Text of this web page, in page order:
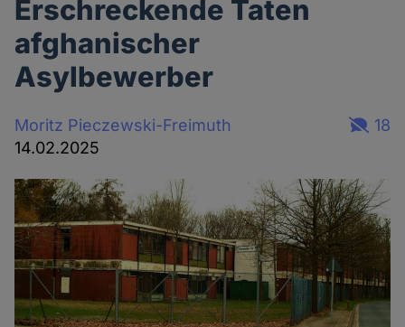
Erschreckende Taten
afghanischer
Asylbewerber
Moritz Pieczewski-Freimuth
14.02.2025
18